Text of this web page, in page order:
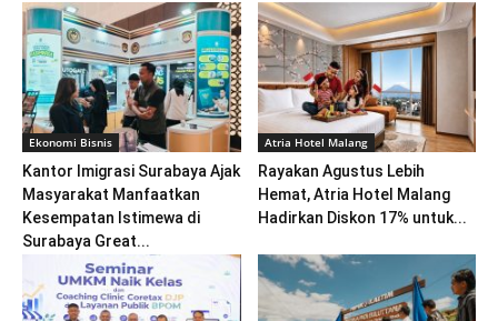
Ekonomi Bisnis
Kantor Imigrasi Surabaya Ajak
Masyarakat Manfaatkan
Kesempatan Istimewa di
Surabaya Great...
Atria Hotel Malang
Rayakan Agustus Lebih
Hemat, Atria Hotel Malang
Hadirkan Diskon 17% untuk...